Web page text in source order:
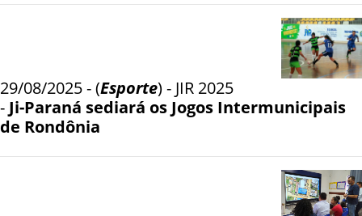
29/08/2025 - (Esporte) - JIR 2025
- Ji-Paraná sediará os Jogos Intermunicipais
de Rondônia